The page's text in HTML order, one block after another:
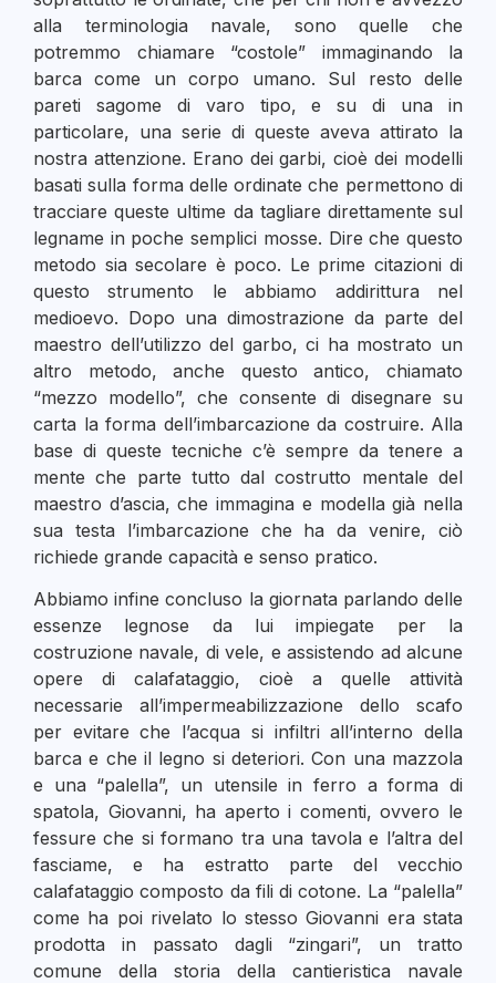
alla terminologia navale, sono quelle che
potremmo chiamare “costole” immaginando la
barca come un corpo umano. Sul resto delle
pareti sagome di varo tipo, e su di una in
particolare, una serie di queste aveva attirato la
nostra attenzione. Erano dei garbi, cioè dei modelli
basati sulla forma delle ordinate che permettono di
tracciare queste ultime da tagliare direttamente sul
legname in poche semplici mosse. Dire che questo
metodo sia secolare è poco. Le prime citazioni di
questo strumento le abbiamo addirittura nel
medioevo. Dopo una dimostrazione da parte del
maestro dell’utilizzo del garbo, ci ha mostrato un
altro metodo, anche questo antico, chiamato
“mezzo modello”, che consente di disegnare su
carta la forma dell’imbarcazione da costruire. Alla
base di queste tecniche c’è sempre da tenere a
mente che parte tutto dal costrutto mentale del
maestro d’ascia, che immagina e modella già nella
sua testa l’imbarcazione che ha da venire, ciò
richiede grande capacità e senso pratico.
Abbiamo infine concluso la giornata parlando delle
essenze legnose da lui impiegate per la
costruzione navale, di vele, e assistendo ad alcune
opere di calafataggio, cioè a quelle attività
necessarie all’impermeabilizzazione dello scafo
per evitare che l’acqua si infiltri all’interno della
barca e che il legno si deteriori. Con una mazzola
e una “palella”, un utensile in ferro a forma di
spatola, Giovanni, ha aperto i comenti, ovvero le
fessure che si formano tra una tavola e l’altra del
fasciame, e ha estratto parte del vecchio
calafataggio composto da fili di cotone. La “palella”
come ha poi rivelato lo stesso Giovanni era stata
prodotta in passato dagli “zingari”, un tratto
comune della storia della cantieristica navale